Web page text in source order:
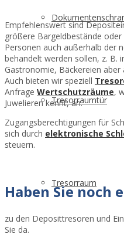
Tresorraumtür
Tresorraum
Empfehlenswert sind
größere Bargeldbestände
Personen auch außerhalb der
behandelt werden sollen, z. B.
Gastronomie, Bäckereien
Auch bieten wir speziell
Anfrage Wertschutzräume,
Juwelieren kennt, an.
Zugangsberechtigungen für
sich durch elektronische
steuern.
Haben Sie noch
zu den Deposittresoren und
Sie da.